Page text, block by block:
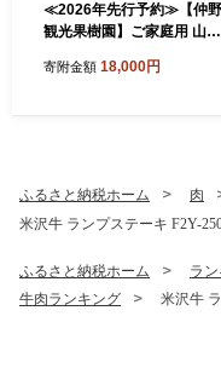
≪2026年先行予約≫【仲野
観光果樹園】ご家庭用 山形
種無し ぶどう 2026年8月下
寄附金額 18,000円
ふるさと納税ホーム 肉
米沢牛 ランプステーキ F2Y-
ふるさと納税ホーム ラ
牛肉ランキング
米沢牛